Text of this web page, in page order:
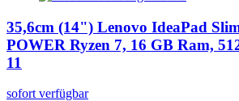
35,6cm (14") Lenovo IdeaPad
POWER Ryzen 7, 16 GB Ram,
11
sofort verfügbar